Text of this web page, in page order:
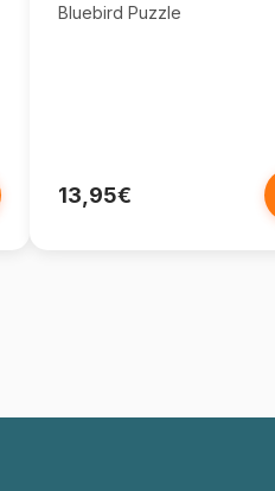
Bluebird Puzzle
13,95€